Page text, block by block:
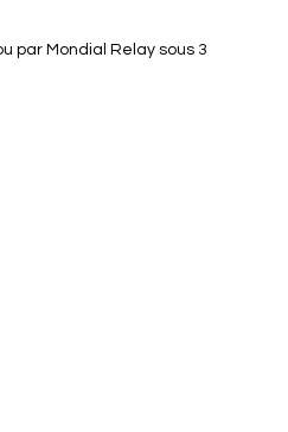
par Mondial Relay sous 3